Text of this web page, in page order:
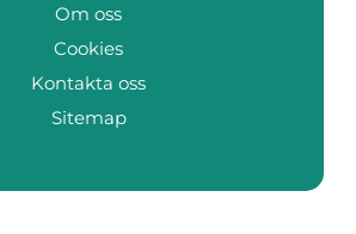
Om oss
Cookies
Kontakta oss
Sitemap